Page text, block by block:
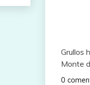
Grullos
Monte
0